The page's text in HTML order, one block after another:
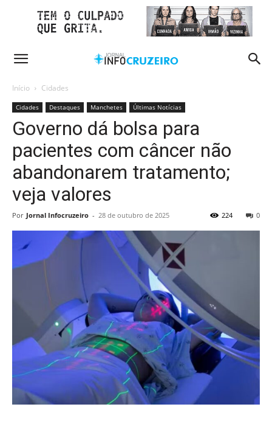
Início Cidades
Cidades Destaques Manchetes Últimas Notícias
Governo dá bolsa para
pacientes com câncer não
abandonarem tratamento;
veja valores
Por Jornal Infocruzeiro - 28 de outubro de 2025 0
224